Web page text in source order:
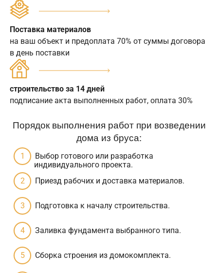
Поставка материалов
на ваш объект и предоплата 70% от суммы договора
в день поставки
строительство за 14 дней
подписание акта выполненных работ, оплата 30%
Порядок выполнения работ при возведении
дома из бруса:
Выбор готового или разработка
индивидуального проекта.
Приезд рабочих и доставка материалов.
Подготовка к началу строительства.
Заливка фундамента выбранного типа.
Сборка строения из домокомплекта.